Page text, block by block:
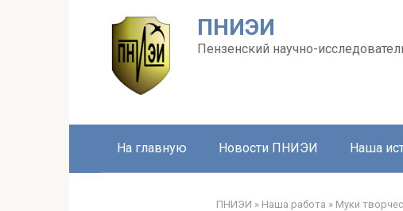
ПНИЭИ
Пензенский научно-
На главную Новости ПНИЭИ Наша
ПНИЭИ » Наша работа » Муки